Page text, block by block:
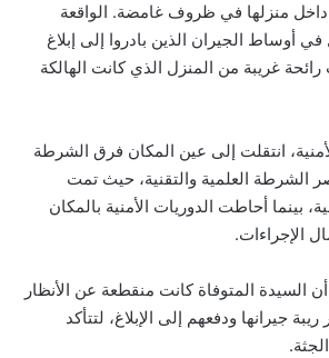
داخل منزلها في ظروف غامضة. الواقعة
أوساط الجيران الذين بادروا إلى إبلاغ
غريبة من المنزل الذي كانت الهالكة
انتقلت إلى عين المكان فرق الشرطة
الشرطة العلمية والتقنية، حيث تمت
بينما أحاطت الدوريات الأمنية بالمكان
الإجراءات.
المتوفاة كانت منقطعة عن الأنظار
ريبة جيرانها ودفعهم إلى الإبلاغ، لتتأكد